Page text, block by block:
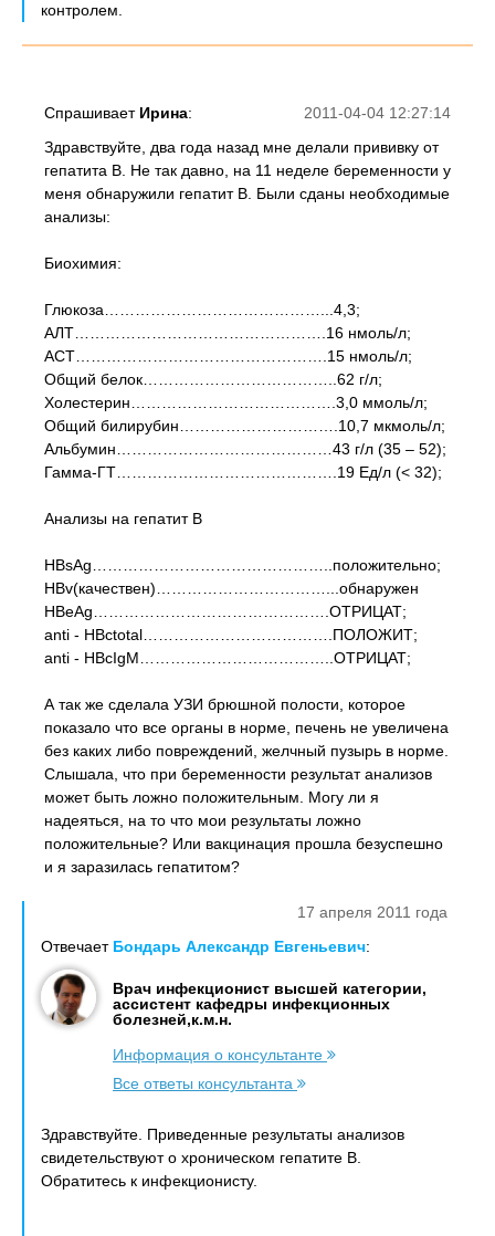
контролем.
2011-04-04 12:27:14
Спрашивает Ирина:
Здравствуйте, два года назад мне делали прививку от
гепатита В. Не так давно, на 11 неделе беременности у
меня обнаружили гепатит В. Были сданы необходимые
анализы:
Биохимия:
Глюкоза……………………………………...4,3;
АЛТ………………………………………….16 нмоль/л;
АСТ………………………………………….15 нмоль/л;
Общий белок………………………………..62 г/л;
Холестерин………………………………….3,0 ммоль/л;
Общий билирубин………………………….10,7 мкмоль/л;
Альбумин……………………………………43 г/л (35 – 52);
Гамма-ГТ…………………………………….19 Ед/л (< 32);
Анализы на гепатит В
HBsAg………………………………………..положительно;
HBv(качествен)……………………………...обнаружен
HBeAg……………………………………….ОТРИЦАТ;
anti - HBctotal……………………………….ПОЛОЖИТ;
anti - HBcIgM………………………………..ОТРИЦАТ;
А так же сделала УЗИ брюшной полости, которое
показало что все органы в норме, печень не увеличена
без каких либо повреждений, желчный пузырь в норме.
Слышала, что при беременности результат анализов
может быть ложно положительным. Могу ли я
надеяться, на то что мои результаты ложно
положительные? Или вакцинация прошла безуспешно
и я заразилась гепатитом?
17 апреля 2011 года
Отвечает Бондарь Александр Евгеньевич:
Врач инфекционист высшей категории,
ассистент кафедры инфекционных
болезней,к.м.н.
Информация о консультанте
Все ответы консультанта
Здравствуйте. Приведенные результаты анализов
свидетельствуют о хроническом гепатите В.
Обратитесь к инфекционисту.